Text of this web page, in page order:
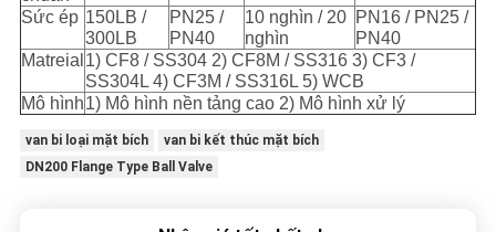
Sức ép 150LB /
300LB
PN25 /
PN40
10 nghìn / 20
nghìn
PN16 / PN25 /
PN40
Matreial 1) CF8 / SS304 2) CF8M / SS316 3) CF3 /
SS304L 4) CF3M / SS316L 5) WCB
Mô hình1) Mô hình nền tảng cao 2) Mô hình xử lý
van bi loại mặt bích
van bi kết thúc mặt bích
DN200 Flange Type Ball Valve